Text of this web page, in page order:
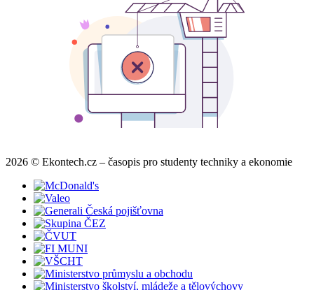
2026 © Ekontech.cz – časopis pro studenty techniky a ekonomie